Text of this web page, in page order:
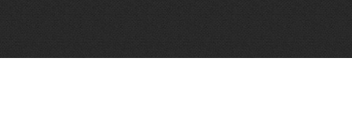
Mariola Janusz